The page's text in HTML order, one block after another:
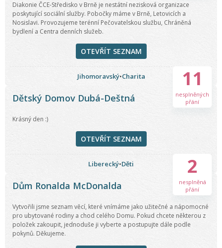
Diakonie ČCE-Středisko v Brně je nestátní nezisková organizace
poskytující sociální služby. Pobočky máme v Brně, Letovicích a
Nosislavi. Provozujeme terénní Pečovatelskou službu, Chráněná
bydlení a Centra denních služeb.
OTEVŘÍT SEZNAM
Jihomoravský•Charita
Dětský Domov Dubá-Deštná
11
nesplněných
přání
Krásný den :)
OTEVŘÍT SEZNAM
Liberecký•Děti
Dům Ronalda McDonalda
2
nesplněná
přání
Vytvořili jsme seznam věcí, které vnímáme jako užitečné a nápomocné
pro ubytované rodiny a chod celého Domu. Pokud chcete některou z
položek zakoupit, jednoduše ji vyberte a postupujte dále podle
pokynů. Děkujeme.